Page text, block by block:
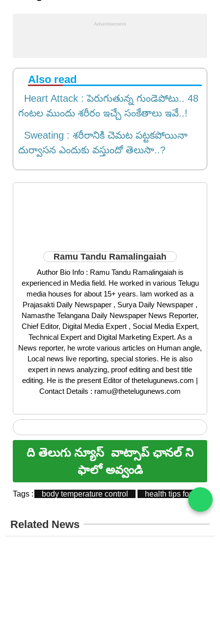
Also read
Heart Attack : పెరుగుతున్న గుండెపోటు.. 48
గంటల ముందు శరీరం ఇచ్చే సంకేతాలు ఇవే..!
Sweating : శరీరానికి చెమట పట్టకపోయినా
దుర్వాసన ఎందుకు వస్తుందో తెలుసా..?
Ramu Tandu Ramalingaiah
Author Bio Info : Ramu Tandu Ramalingaiah is
experienced in Media field. He worked in various Telugu
media houses for about 15+ years. Iam worked as a
Prajasakti Daily Newspaper , Surya Daily Newspaper ,
Namasthe Telangana Daily Newspaper News Reporter,
Chief Editor, Digital Media Expert , Social Media Expert,
Technical Expert and Digital Marketing Expert. As a
News reporter, he wrote various articles on Human angle,
Local news live reporting, special stories. He is also
expert in news analyzing, proof editing and best title
editing. He is the present Editor of thetelugunews.com |
Contact Details : ramu@thetelugunews.com
ది తెలుగు న్యూస్ వాట్సాప్ ఛానల్ ని
ఫాలో అవ్వండి
Tags : body temperature control health tips for
Related News